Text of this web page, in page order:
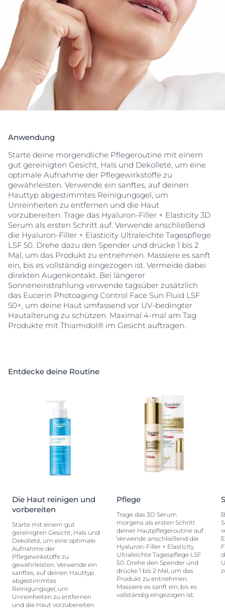
Ob Elastizitätsverlust oder Pigmentflecken – diese
Tagescreme unterstützt gezielt bei diesen
Hautbedürfnissen.
Die Textur fühlt sich ultraleicht an, klebt und fettet
nicht und sorgt für einen sofort frischen Teint. Sie
eignet sich ideal als Make-up-Grundlage. Die Formel
ist nicht komedogen.
* bedingt durch Sonnenexposition, hormonelle
Einflüsse, Akne oder Hautalterung
Anwendung
Starte deine morgendliche Pflegeroutine mit einem
gut gereinigten Gesicht, Hals und Dekolleté, um eine
optimale Aufnahme der Pflegewirkstoffe zu
gewährleisten. Verwende ein sanftes, auf deinen
Hauttyp abgestimmtes Reinigungsgel, um
Unreinheiten zu entfernen und die Haut
vorzubereiten. Trage das Hyaluron-Filler + Elasticity 3D
Serum als ersten Schritt auf. Verwende anschließend
die Hyaluron-Filler + Elasticity Ultraleichte Tagespflege
LSF 50. Drehe dazu den Spender und drücke 1 bis 2
Mal, um das Produkt zu entnehmen. Massiere es sanft
ein, bis es vollständig eingezogen ist. Vermeide dabei
direkten Augenkontakt. Bei längerer
Sonneneinstrahlung verwende tagsüber zusätzlich
das Eucerin Photoaging Control Face Sun Fluid LSF
50+, um deine Haut umfassend vor UV-bedingter
Hautalterung zu schützen. Maximal 4-mal am Tag
Produkte mit Thiamidol® im Gesicht auftragen.
Entdecke deine Routine
Die Haut reinigen und
vorbereiten
Starte mit einem gut
gereinigten Gesicht, Hals und
Dekolleté, um eine optimale
Aufnahme der
Pflegewirkstoffe zu
gewährleisten. Verwende ein
sanftes, auf deinen Hauttyp
abgestimmtes
Reinigungsgel, um
Unreinheiten zu entfernen
und die Haut vorzubereiten.
Pflege
Trage das 3D Serum
morgens als ersten Schritt
deiner Hautpflegeroutine auf.
Verwende anschließend die
Hyaluron-Filler + Elasticity
Ultraleichte Tagespflege LSF
50. Drehe den Spender und
drücke 1 bis 2 Mal, um das
Produkt zu entnehmen.
Massiere es sanft ein, bis es
vollständig eingezogen ist.